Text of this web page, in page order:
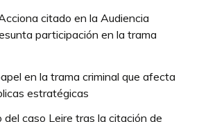
citado en la Audiencia
participación en la trama
en la trama criminal que afecta
estratégicas
del caso Leire tras la citación de